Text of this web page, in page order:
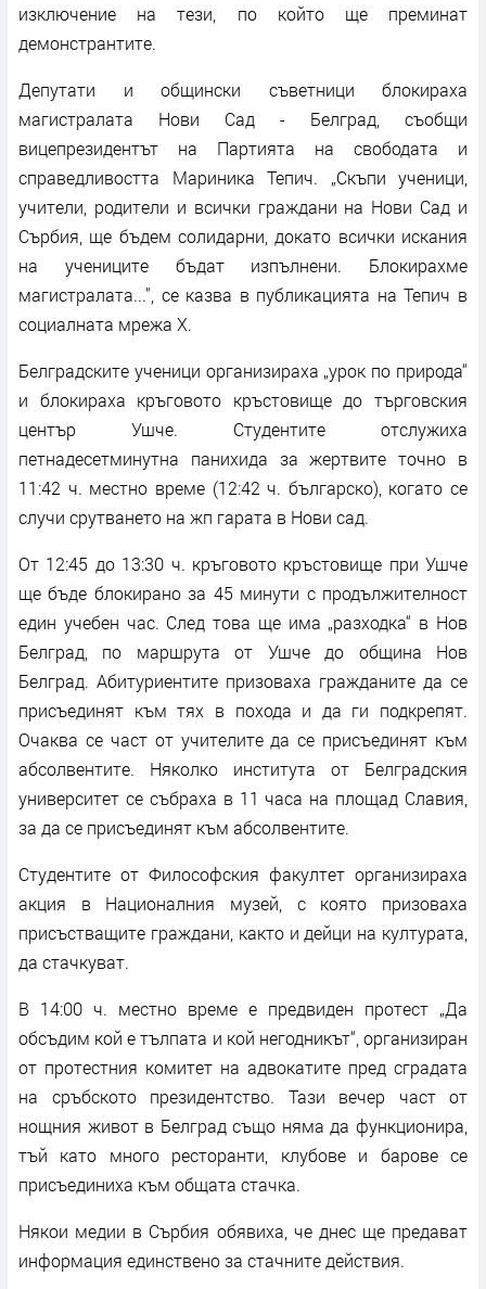
изключение на тези, по който ще преминат
демонстрантите.
Депутати и общински съветници блокираха
магистралата Нови Сад - Белград, съобщи
вицепрезидентът на Партията на свободата и
справедливостта Мариника Тепич. „Скъпи ученици,
учители, родители и всички граждани на Нови Сад и
Сърбия, ще бъдем солидарни, докато всички искания
на учениците бъдат изпълнени. Блокирахме
магистралата...", се казва в публикацията на Тепич в
социалната мрежа X.
Белградските ученици организираха „урок по природа“
и блокираха кръговото кръстовище до търговския
център Ушче. Студентите отслужиха
петнадесетминутна панихида за жертвите точно в
11:42 ч. местно време (12:42 ч. българско), когато се
случи срутването на жп гарата в Нови сад.
От 12:45 до 13:30 ч. кръговото кръстовище при Ушче
ще бъде блокирано за 45 минути с продължителност
един учебен час. След това ще има „разходка“ в Нов
Белград, по маршрута от Ушче до община Нов
Белград. Абитуриентите призоваха гражданите да се
присъединят към тях в похода и да ги подкрепят.
Очаква се част от учителите да се присъединят към
абсолвентите. Няколко института от Белградския
университет се събраха в 11 часа на площад Славия,
за да се присъединят към абсолвентите.
Студентите от Философския факултет организираха
акция в Националния музей, с която призоваха
присъстващите граждани, както и дейци на културата,
да стачкуват.
В 14:00 ч. местно време е предвиден протест „Да
обсъдим кой е тълпата и кой негодникът“, организиран
от протестния комитет на адвокатите пред сградата
на сръбското президентство. Тази вечер част от
нощния живот в Белград също няма да функционира,
тъй като много ресторанти, клубове и барове се
присъединиха към общата стачка.
Някои медии в Сърбия обявиха, че днес ще предават
информация единствено за стачните действия.